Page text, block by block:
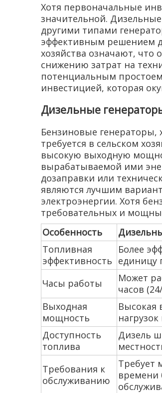
Хотя первоначальные
значительной.
другими типами
эффективным решением
хозяйства означают, что
снижению затрат на
потенциальным
инвестицией, которая
Дизельные
Бензиновые генераторы,
требуется в сельском
высокую выходную
вырабатываемой ими
дозаправки или
являются лучшим
электроэнергии. Хотя
требовательных и
Особенность
Топливная
эффективность
Более
единицу
Часы работы
Может
часов
Выходная
мощность
Высокая
Доступность
топлива
Дизель
Требования к
обслуживанию
Требует
времени